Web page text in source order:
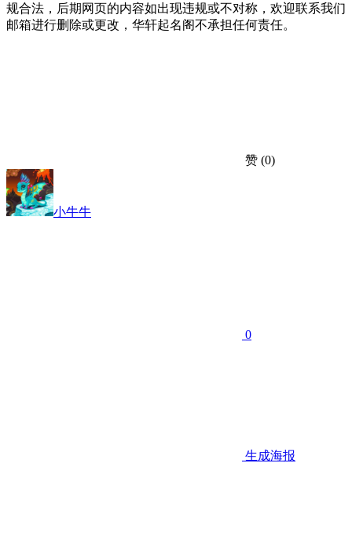
规合法，后期网页的内容如出现违规或不对称，欢迎联系我们
邮箱进行删除或更改，华轩起名阁不承担任何责任。
赞 (0)
小牛牛
0
生成海报